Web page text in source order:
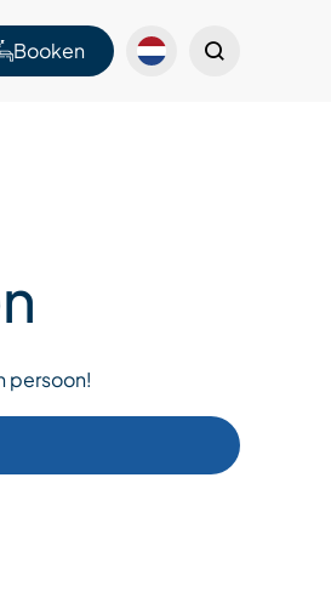
Booken
persoon!